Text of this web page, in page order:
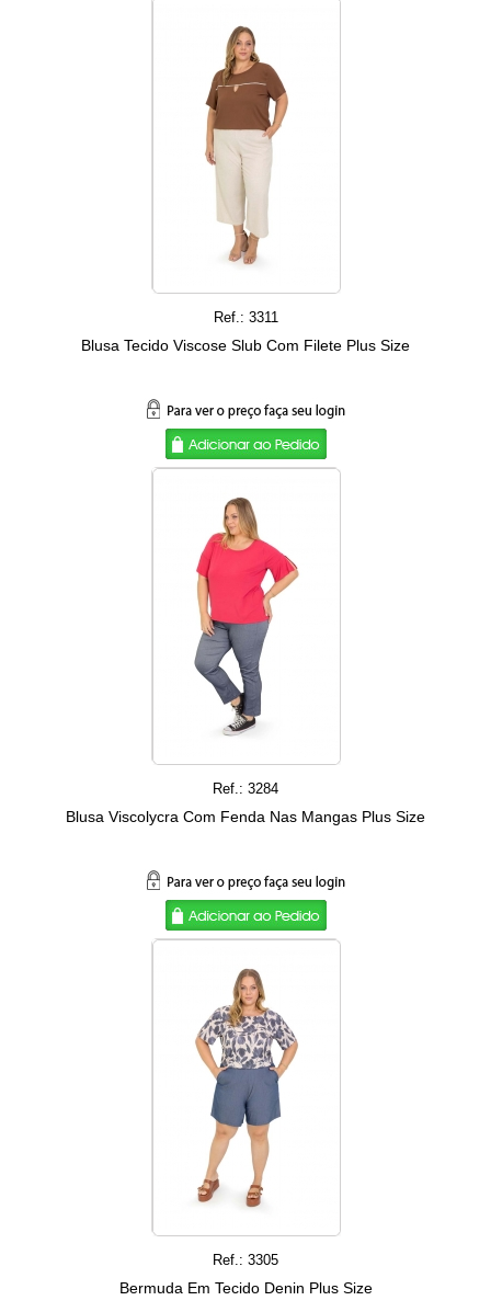
Ref.: 3311
Blusa Tecido Viscose Slub Com Filete Plus Size
Ref.: 3284
Blusa Viscolycra Com Fenda Nas Mangas Plus Size
Ref.: 3305
Bermuda Em Tecido Denin Plus Size